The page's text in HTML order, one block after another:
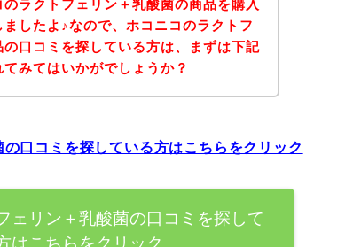
ラクトフェリン＋乳酸菌の商品を購入
したよ♪なので、ホコニコのラクトフ
口コミを探している方は、まずは下記
みてはいかがでしょうか？
口コミを探している方はこちらをクリック
ェリン＋乳酸菌の口コミを探して
はこちらをクリック